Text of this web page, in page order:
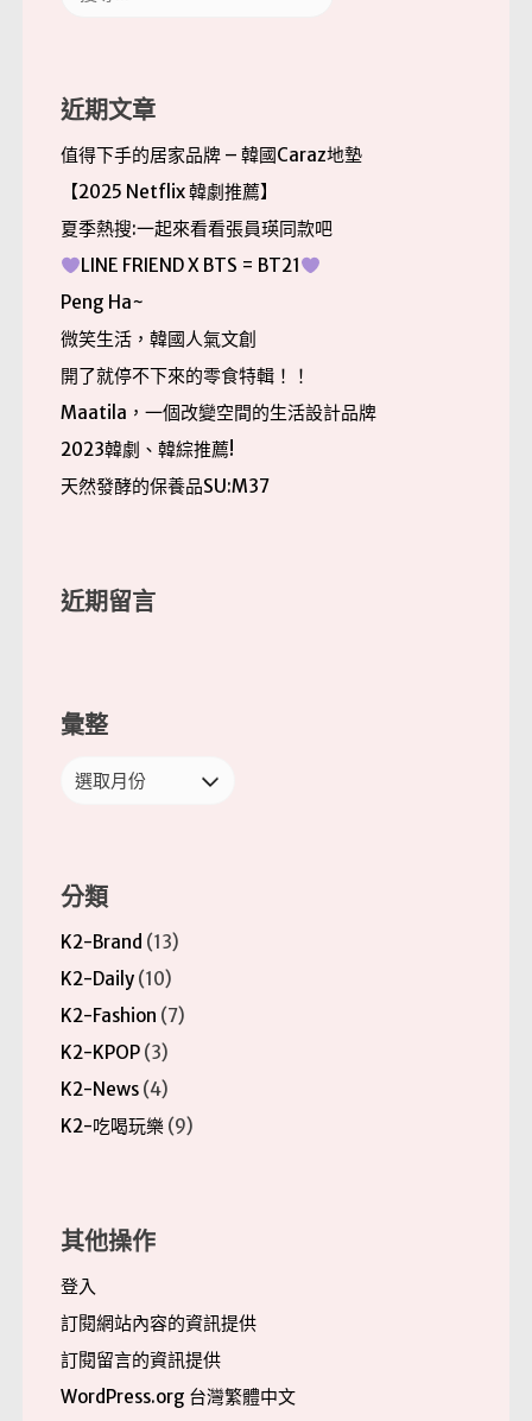
字:
近期文章
值得下手的居家品牌 – 韓國Caraz地墊
【2025 Netflix 韓劇推薦】
夏季熱搜:一起來看看張員瑛同款吧
LINE FRIEND X BTS = BT21
Peng Ha~
微笑生活，韓國人氣文創
開了就停不下來的零食特輯！！
Maatila，一個改變空間的生活設計品牌
2023韓劇、韓綜推薦!
天然發酵的保養品SU:M37
近期留言
彙整
彙
分類
K2-Brand (13)
K2-Daily(10)
K2-Fashion (7)
K2-KPOP(3)
K2-News(4)
K2-吃喝玩樂(9)
其他操作
登入
訂閱網站內容的資訊提供
訂閱留言的資訊提供
WordPress.org 台灣繁體中文